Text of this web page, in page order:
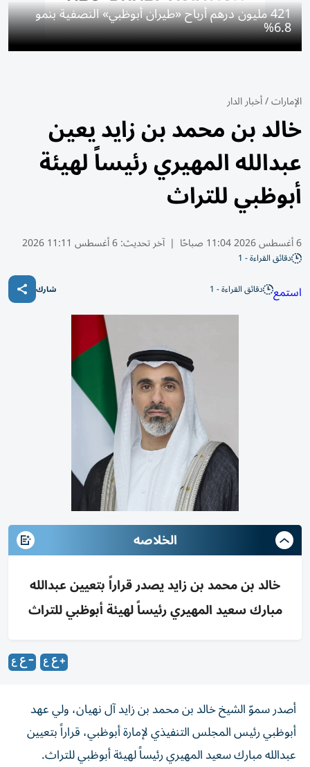
421 مليون درهم أرباح «طيران أبوظبي» النصفية بنمو
6.8%
الإمارات/أخبار الدار
خالد بن محمد بن زايد يعين
عبدالله المهيري رئيساً لهيئة
أبوظبي للتراث
6 أغسطس 2026 11:04 صباحًا | آخر تحديث:6 أغسطس 11:11 2026
دقائق القراءة - 1
استمع دقائق القراءة - 1 شارك
الخلاصه
خالد بن محمد بن زايد يصدر قراراً بتعيين عبدالله
مبارك سعيد المهيري رئيساً لهيئة أبوظبي للتراث
أصدر سموّ الشيخ خالد بن محمد بن زايد آل نهيان، ولي عهد
أبوظبي رئيس المجلس التنفيذي لإمارة أبوظبي، قراراً بتعيين
عبدالله مبارك سعيد المهيري رئيساً لهيئة أبوظبي للتراث.